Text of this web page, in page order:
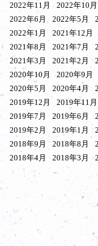
2022年11月
2022年10月
2022年6月
2022年5月
2022年1月
2021年12月
2021年8月
2021年7月
2021年3月
2021年2月
2020年10月
2020年9月
2020年5月
2020年4月
2019年12月
2019年11月
2019年7月
2019年6月
2019年2月
2019年1月
2018年9月
2018年8月
2018年4月
2018年3月